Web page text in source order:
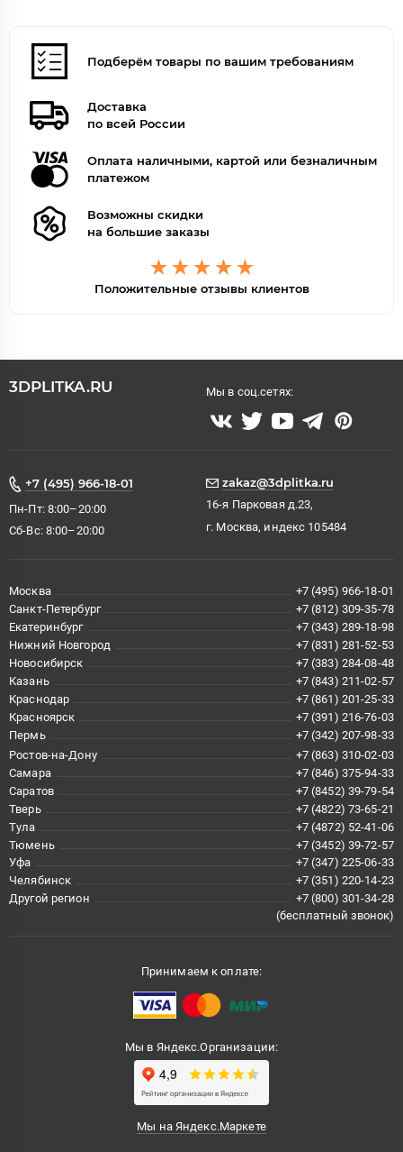
Подберём товары по вашим требованиям
Доставка
по всей России
Оплата наличными, картой или безналичным
платежом
Возможны скидки
на большие заказы
Положительные отзывы клиентов
3DPLITKA.RU Мы в соц.сетях:
+7 (495) 966-18-01
Пн-Пт: 8:00–20:00
Сб-Вс: 8:00–20:00
zakaz@3dplitka.ru
16-я Парковая д.23,
г. Москва, индекс 105484
Москва
+7 (495) 966-18-01
Санкт-Петербург
+7 (812) 309-35-78
Екатеринбург
+7 (343) 289-18-98
Нижний Новгород
+7 (831) 281-52-53
Новосибирск
+7 (383) 284-08-48
Казань
+7 (843) 211-02-57
Краснодар
+7 (861) 201-25-33
Красноярск
+7 (391) 216-76-03
Пермь
+7 (342) 207-98-33
Ростов-на-Дону
+7 (863) 310-02-03
Самара
+7 (846) 375-94-33
Саратов
+7 (8452) 39-79-54
Тверь
+7 (4822) 73-65-21
Тула
+7 (4872) 52-41-06
Тюмень
+7 (3452) 39-72-57
Уфа
+7 (347) 225-06-33
Челябинск
+7 (351) 220-14-23
Другой регион
+7 (800) 301-34-28
(бесплатный звонок)
Принимаем к оплате:
Мы в Яндекс.Организации:
Мы на Яндекс.Маркете